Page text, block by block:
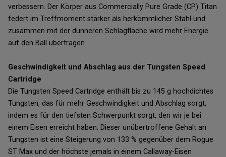
verbessern. Der Körper aus Commercially Pure Grade (CP) Titan
federt im Treffmoment stärker als herkömmlicher Stahl und
zusammen mit der dünneren Schlagfläche wird mehr Energie
auf den Ball übertragen.
Geschwindigkeit und Abschlag aus der Tungsten Speed
Cartridge
Die Tungsten Speed Cartridge enthält bis zu 145 g hochdichtes
Tungsten, das für mehr Geschwindigkeit und Abschlag sorgt,
indem es für den tiefsten Schwerpunkt sorgt, den wir je bei
einem Eisen erreicht haben. Dieser unübertroffene Gehalt an
Tungsten ist eine Steigerung von 133 % gegenüber dem Rogue
ST Max und der höchste jemals in einem Callaway-Eisen